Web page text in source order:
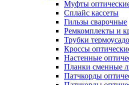
Муфты
Сплайс кассеты
Гильзы сварочные
Ремкомплекты и
Трубки
Кроссы
Настенные
Планки сменные
Патчкорды